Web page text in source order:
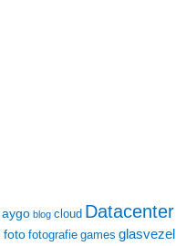
aygo blog cloud Datacenter
foto fotografie games glasvezel